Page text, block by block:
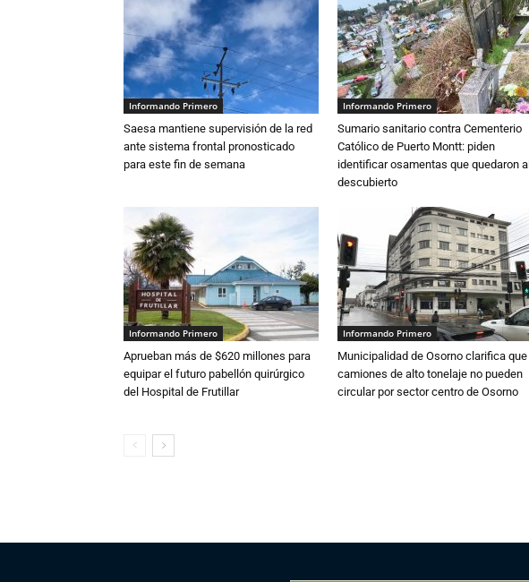
Informando Primero
Saesa mantiene supervisión de la red
ante sistema frontal pronosticado
para este fin de semana
Informando Primero
Sumario sanitario contra Cementerio
Católico de Puerto Montt: piden
identificar osamentas que quedaron al
descubierto
Informando Primero
Aprueban más de $620 millones para
equipar el futuro pabellón quirúrgico
del Hospital de Frutillar
Informando Primero
Municipalidad de Osorno clarifica que
camiones de alto tonelaje no pueden
circular por sector centro de Osorno